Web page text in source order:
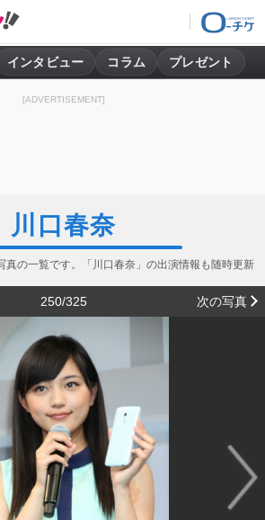
インタビュー コラム プレゼント
[ADVERTISEMENT]
川口春奈
真の一覧です。「川口春奈」の出演情報も随時更新
250/325 次の写真